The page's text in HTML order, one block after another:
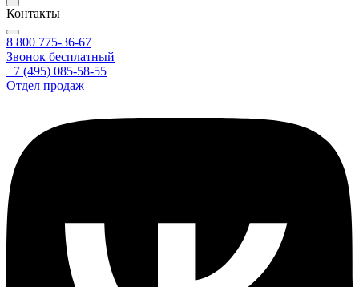
Контакты
8 800 775-36-67
Звонок бесплатный
+7 (495) 085-58-55
Отдел продаж